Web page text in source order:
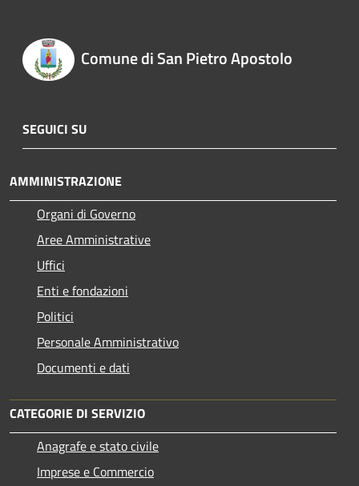
Comune di San Pietro Apostolo
SEGUICI SU
AMMINISTRAZIONE
Organi di Governo
Aree Amministrative
Uffici
Enti e fondazioni
Politici
Personale Amministrativo
Documenti e dati
CATEGORIE DI SERVIZIO
Anagrafe e stato civile
Imprese e Commercio